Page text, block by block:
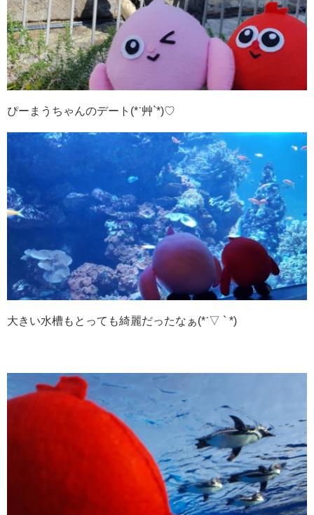
ぴーまうちゃんのデート(*ˊ艸`*)♡
大きい水槽もとっても綺麗だったなぁ(*ˊ▽ ` *)